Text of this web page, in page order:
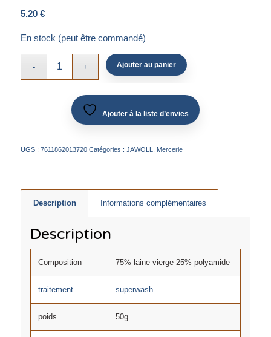
5.20 €
En stock (peut être commandé)
Ajouter au panier
Ajouter à la liste d’envies
UGS : 7611862013720 Catégories : JAWOLL Mercerie
Description Informations complémentaires
Description
Composition 75% laine vierge 25% polyamide
traitement superwash
poids 50g